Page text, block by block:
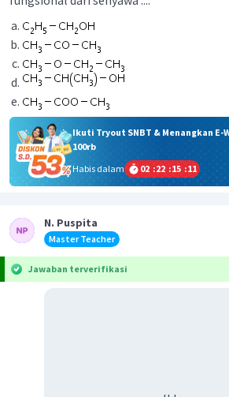
Ikuti Tryout SNBT & Menangkan E-
100rb
Habis dalam
02 :22 :15 :11
N. Puspita
Master Teacher
Jawaban terverifikasi